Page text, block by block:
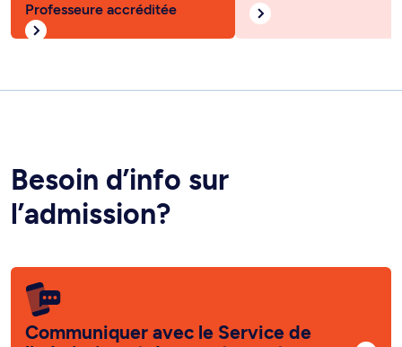
Professeure accréditée
Besoin d’info sur
l’admission?
Communiquer avec le Service de